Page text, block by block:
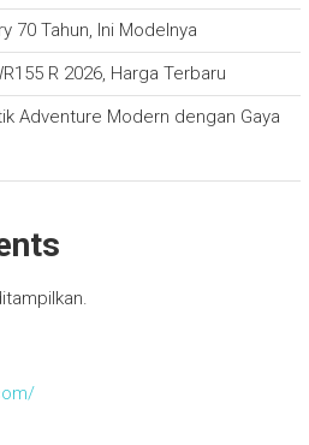
70 Tahun, Ini Modelnya
R 2026, Harga Terbaru
Adventure Modern dengan Gaya